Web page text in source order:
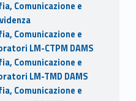
Comunicazione e
Comunicazione e
LM-CTPM DAMS
Comunicazione e
LM-TMD DAMS
Comunicazione e